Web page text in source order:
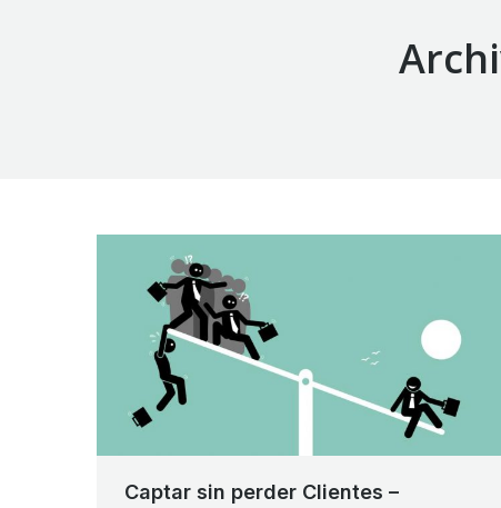
Captar sin perder Clientes –